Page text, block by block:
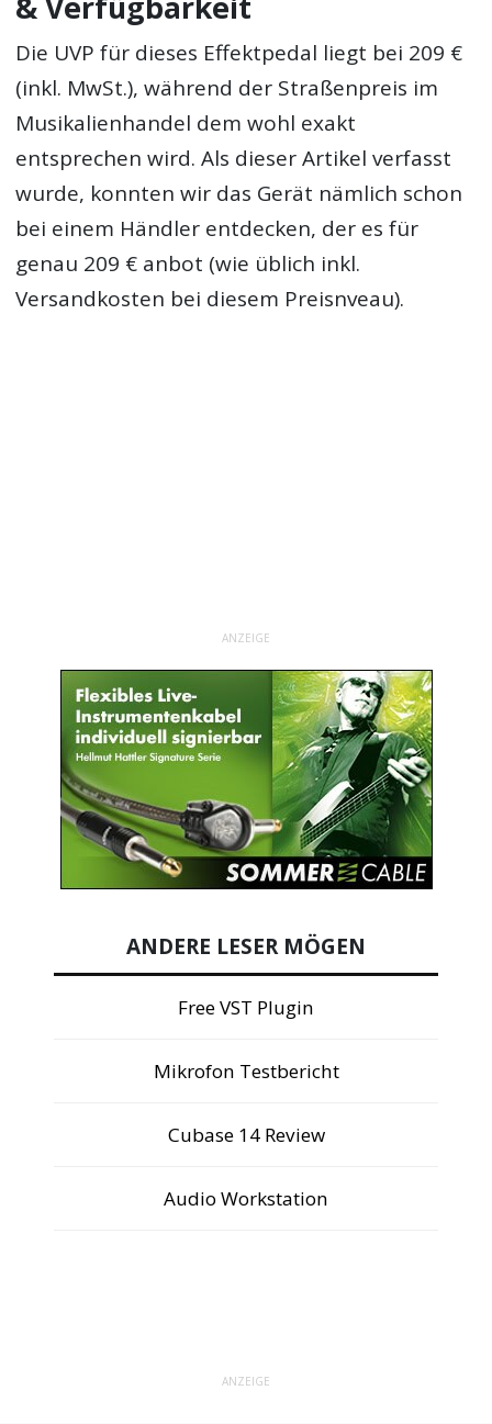
Die UVP für dieses Effektpedal liegt bei 209 €
(inkl. MwSt.), während der Straßenpreis im
Musikalienhandel dem wohl exakt
entsprechen wird. Als dieser Artikel verfasst
wurde, konnten wir das Gerät nämlich schon
bei einem Händler entdecken, der es für
genau 209 € anbot (wie üblich inkl.
Versandkosten bei diesem Preisnveau).
ANZEIGE
ANDERE LESER MÖGEN
Free VST Plugin
Mikrofon Testbericht
Cubase 14 Review
Audio Workstation
ANZEIGE